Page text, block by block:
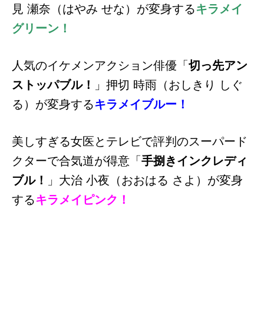
見 瀬奈（はやみ せな）が変身するキラメイ
グリーン！
人気のイケメンアクション俳優「 切っ先アン
ストッパブル！
」押切 時雨（おしきり しぐ
る）が変身するキラメイブルー！
美しすぎる女医とテレビで評判のスーパード
クターで合気道が得意「 手捌きインクレディ
ブル！
」大治 小夜（おおはる さよ）が変身
するキラメイピンク！